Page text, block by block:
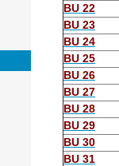
BU 22
BU 23
BU 24
BU 25
BU 26
BU 27
BU 28
BU 29
BU 30
BU 31